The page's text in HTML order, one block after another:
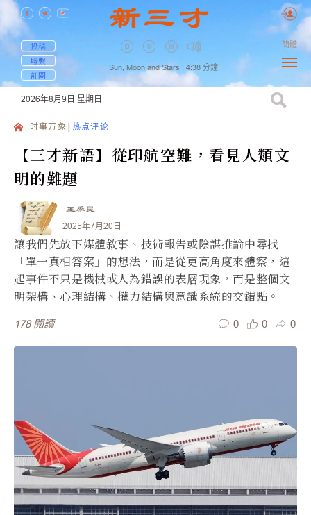
投稿
聯繫
訂閱
Sun, Moon and Stars , 4:38 分鐘
簡體
2026年8月9日 星期日
时事万象 热点评论
【三才新語】從印航空難，看見人類文
明的難題
王季民
2025年7月20日
讓我們先放下媒體敘事、技術報告或陰謀推論中尋找
「單一真相答案」的想法，而是從更高角度來體察，這
起事件不只是機械或人為錯誤的表層現象，而是整個文
明架構、心理結構、權力結構與意識系統的交錯點。
178 閱讀 0 0 0